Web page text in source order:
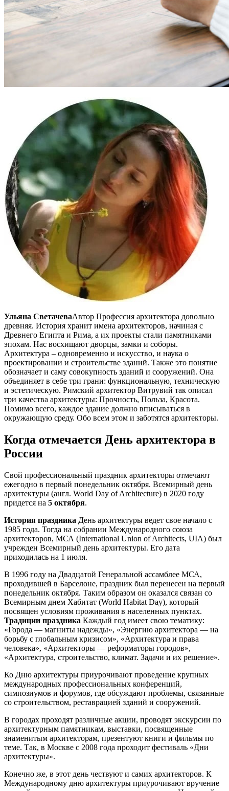
Ульяна СветачеваАвтор Профессия архитектора довольно
древняя. История хранит имена архитекторов, начиная с
Древнего Египта и Рима, а их проекты стали памятниками
эпохам. Нас восхищают дворцы, замки и соборы.
Архитектура – одновременно и искусство, и наука о
проектировании и строительстве зданий. Также это понятие
обозначает и саму совокупность зданий и сооружений. Она
объединяет в себе три грани: функциональную, техническую
и эстетическую. Римский архитектор Витрувий так описал
три качества архитектуры: Прочность, Польза, Красота.
Помимо всего, каждое здание должно вписываться в
окружающую среду. Обо всем этом и заботятся архитекторы.
Когда отмечается День архитектора в
России
Свой профессиональный праздник архитекторы отмечают
ежегодно в первый понедельник октября. Всемирный день
архитектуры (англ. World Day of Architecture) в 2020 году
придется на 5 октября.
История праздника День архитектуры ведет свое начало с
1985 года. Тогда на собрании Международного союза
архитекторов, МСА (International Union of Architects, UIA) был
учрежден Всемирный день архитектуры. Его дата
приходилась на 1 июля.
В 1996 году на Двадцатой Генеральной ассамблее МСА,
проходившей в Барселоне, праздник был перенесен на первый
понедельник октября. Таким образом он оказался связан со
Всемирным днем Хабитат (World Habitat Day), который
посвящен условиям проживания в населенных пунктах.
Традиции праздника Каждый год имеет свою тематику:
«Города — магниты надежды», «Энергию архитектора — на
борьбу с глобальным кризисом», «Архитектура и права
человека», «Архитекторы — реформаторы городов»,
«Архитектура, строительство, климат. Задачи и их решение».
Ко Дню архитектуры приурочивают проведение крупных
международных профессиональных конференций,
симпозиумов и форумов, где обсуждают проблемы, связанные
со строительством, реставрацией зданий и сооружений.
В городах проходят различные акции, проводят экскурсии по
архитектурным памятникам, выставки, посвященные
знаменитым архитекторам, презентуют книги и фильмы по
теме. Так, в Москве с 2008 года проходит фестиваль «Дни
архитектуры».
Конечно же, в этот день чествуют и самих архитекторов. К
Международному дню архитектуры приурочивают вручение